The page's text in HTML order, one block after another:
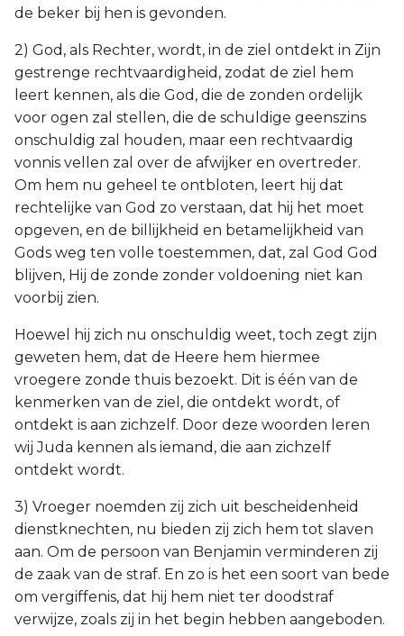
de beker bij hen is gevonden.
2) God, als Rechter, wordt, in de ziel ontdekt in Zijn
gestrenge rechtvaardigheid, zodat de ziel hem
leert kennen, als die God, die de zonden ordelijk
voor ogen zal stellen, die de schuldige geenszins
onschuldig zal houden, maar een rechtvaardig
vonnis vellen zal over de afwijker en overtreder.
Om hem nu geheel te ontbloten, leert hij dat
rechtelijke van God zo verstaan, dat hij het moet
opgeven, en de billijkheid en betamelijkheid van
Gods weg ten volle toestemmen, dat, zal God God
blijven, Hij de zonde zonder voldoening niet kan
voorbij zien.
Hoewel hij zich nu onschuldig weet, toch zegt zijn
geweten hem, dat de Heere hem hiermee
vroegere zonde thuis bezoekt. Dit is één van de
kenmerken van de ziel, die ontdekt wordt, of
ontdekt is aan zichzelf. Door deze woorden leren
wij Juda kennen als iemand, die aan zichzelf
ontdekt wordt.
3) Vroeger noemden zij zich uit bescheidenheid
dienstknechten, nu bieden zij zich hem tot slaven
aan. Om de persoon van Benjamin verminderen zij
de zaak van de straf. En zo is het een soort van bede
om vergiffenis, dat hij hem niet ter doodstraf
verwijze, zoals zij in het begin hebben aangeboden.